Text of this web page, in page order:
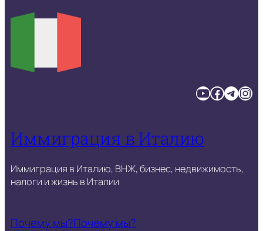
YouTube Facebook TelegramInstagram
Иммиграция в Италию
Иммиграция в Италию, ВНЖ, бизнес, недвижимость,
налоги и жизнь в Италии
Почему мы?Почему мы?